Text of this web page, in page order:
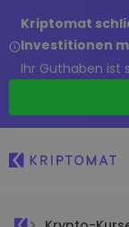
Kriptomat
Investitionen
Ihr Guthaben ist